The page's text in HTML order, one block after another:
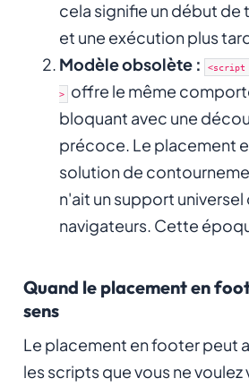
cela signifie un début
et une exécution plus
Modèle obsolète :
<script
> offre le même
bloquant avec une
précoce. Le placement
solution de
n'ait un support universel
navigateurs. Cette
Quand le placement en
sens
Le placement en footer peut
les scripts que vous ne voulez